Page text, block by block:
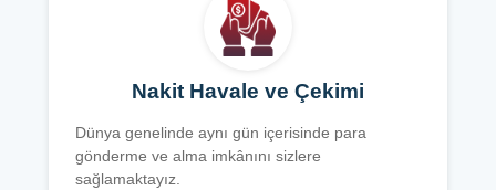
Nakit Havale ve Çekimi
Dünya genelinde aynı gün içerisinde para
gönderme ve alma imkânını sizlere
sağlamaktayız.